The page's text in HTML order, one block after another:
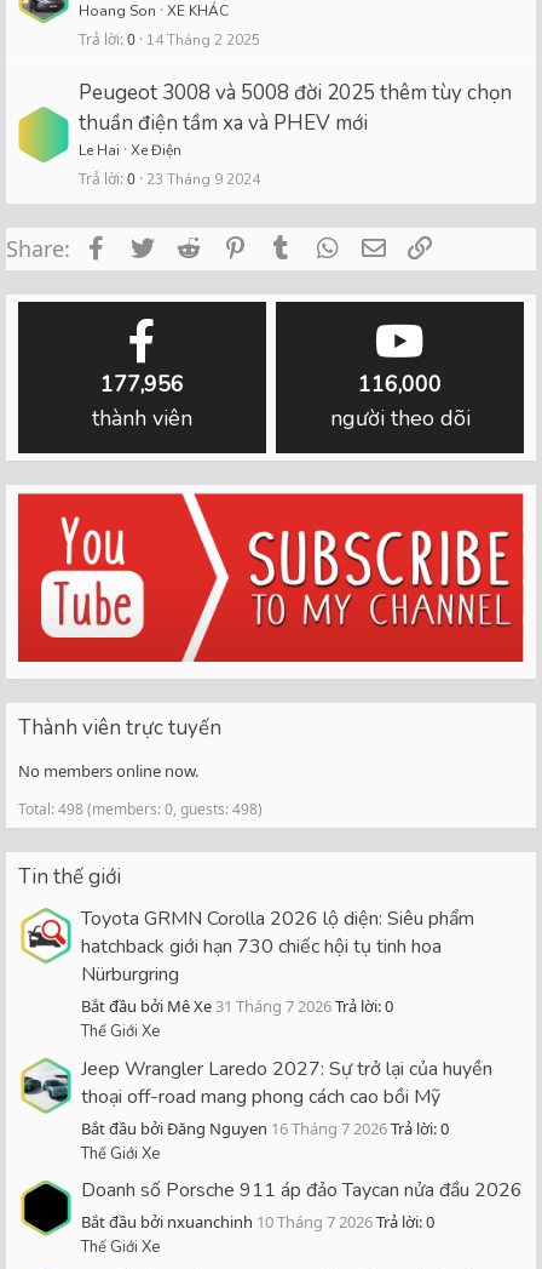
Hoang Son XE KHÁC
Trả lời 0 14 Tháng 2 2025
Peugeot 3008 và 5008 đời 2025 thêm tùy chọn
thuần điện tầm xa và PHEV mới
Le Hai Xe Điện
Trả lời 0 23 Tháng 9 2024
Share: FacebookTwitterReddit PinterestTumblrWhatsApp
Email
177,956
thành viên
116,000
người theo dõi
Thành viên trực tuyến
No members online now.
Total: 498 (members: 0, guests: 498)
Tin thế giới
Toyota GRMN Corolla 2026 lộ diện: Siêu phẩm
hatchback giới hạn 730 chiếc hội tụ tinh hoa
Nürburgring
Bắt đầu bởi Mê Xe31 Tháng 7 2026Trả lời: 0
Thế Giới Xe
Jeep Wrangler Laredo 2027: Sự trở lại của huyền
thoại off-road mang phong cách cao bồi Mỹ
Bắt đầu bởi Đăng Nguyen 16 Tháng 7 2026Trả lời: 0
Thế Giới Xe
Doanh số Porsche 911 áp đảo Taycan nửa đầu 2026
Bắt đầu bởi nxuanchinh 10 Tháng 7 2026Trả lời: 0
Thế Giới Xe